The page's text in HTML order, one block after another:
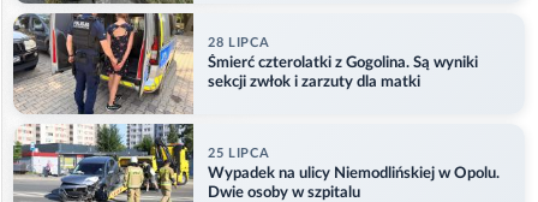
28 LIPCA
Śmierć czterolatki z Gogolina. Są wyniki
sekcji zwłok i zarzuty dla matki
25 LIPCA
Wypadek na ulicy Niemodlińskiej w Opolu.
Dwie osoby w szpitalu